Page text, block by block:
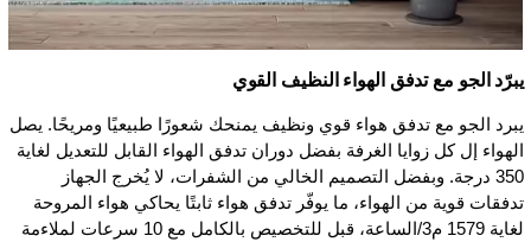
يبرّد الجو مع تدفق الهواء النظيف القوي
يبرد الجو مع تدفق هواء قوي ونظيف يمنحك شعورًا طبيعيًا ومريحًا. يصل
الهواء إل كل زوايا الغرفة بفضل دوران تدفق الهواء القابل للتعديل لغاية
350 درجة. وبفضل التصميم الخالي من الشفرات، لا يُخرج الجهاز
تدفقات قوية من الهواء، ما يوفّر تدفق هواء ثابتًا يحاكي هواء المروحة
لغاية 1579 م3/الساعة، قبل للتخصيص بالكامل مع 10 سرعات لملاءمة